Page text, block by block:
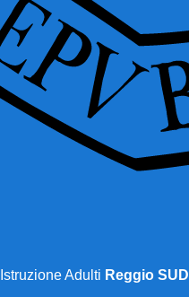
Adulti Reggio SUD